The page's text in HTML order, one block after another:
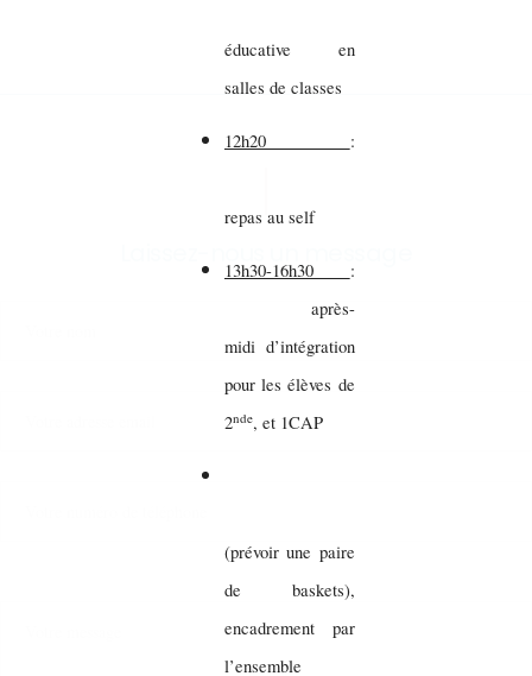
éducative en
salles de classes
12h20 :
repas au self
13h30-16h30 :
après-
midi d’intégration
pour les élèves de
2nde, et 1CAP
(prévoir une paire
de baskets),
encadrement par
l’ensemble